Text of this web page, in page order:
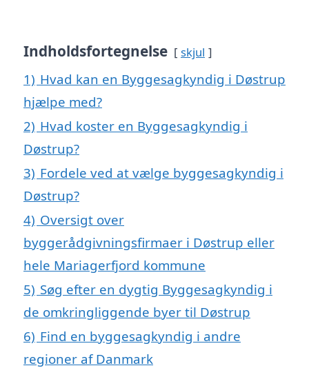
Indholdsfortegnelse skjul
1) Hvad kan en Byggesagkyndig i Døstrup
hjælpe med?
2) Hvad koster en Byggesagkyndig i
Døstrup?
3) Fordele ved at vælge byggesagkyndig i
Døstrup?
4) Oversigt over
byggerådgivningsfirmaer i Døstrup eller
hele Mariagerfjord kommune
5) Søg efter en dygtig Byggesagkyndig i
de omkringliggende byer til Døstrup
6) Find en byggesagkyndig i andre
regioner af Danmark